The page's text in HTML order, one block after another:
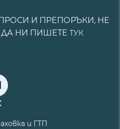
И ПРЕПОРЪКИ, НЕ
ДА НИ ПИШЕТЕ ТУК
и ГТП